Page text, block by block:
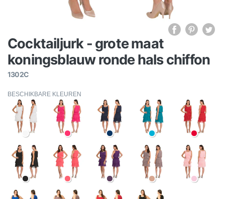
Cocktailjurk - grote maat
koningsblauw ronde hals chiffon
1302C
BESCHIKBARE KLEUREN